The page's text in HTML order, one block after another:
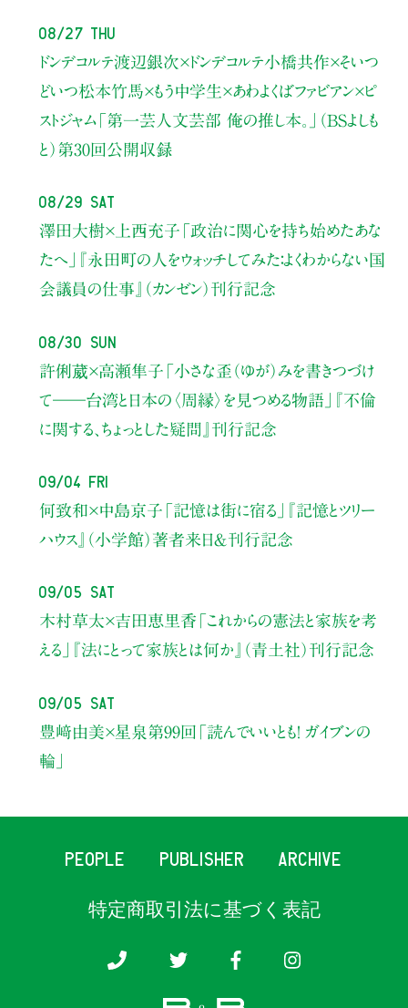
08/27 Thu
ドンデコルテ渡辺銀次×ドンデコルテ小橋共作×そいつ
どいつ松本竹馬×もう中学生×あわよくばファビアン×ピ
ストジャム「第一芸人文芸部 俺の推し本。」（BSよしも
と） 第30回公開収録
08/29 Sat
澤田大樹×上西充子 「政治に関心を持ち始めたあな
たへ」
『永田町の人をウォッチしてみた：よくわからない国
会議員の仕事』（カンゼン）刊行記念
08/30 Sun
許俐葳×高瀬隼子 「小さな歪（ゆが）みを書きつづけ
て――台湾と日本の〈周縁〉を見つめる物語」
『不倫
に関する、ちょっとした疑問』刊行記念
09/04 Fri
何致和×中島京子 「記憶は街に宿る」
『記憶とツリー
ハウス』（小学館）著者来日＆刊行記念
09/05 Sat
木村草太×吉田恵里香 「これからの憲法と家族を考
える」
『法にとって家族とは何か』（青土社）刊行記念
09/05 Sat
豊﨑由美×星泉 第99回「読んでいいとも！ ガイブンの
輪」
PEOPLE PUBLISHER ARCHIVE
特定商取引法に基づく表記